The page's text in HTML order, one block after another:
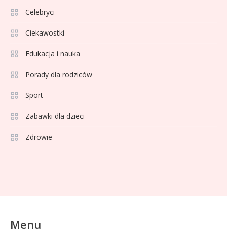
6
popularna influencerka?
1
dla dziecka z hamulcem?
Celebryci
Ciekawostki
Edukacja i nauka
Porady dla rodziców
Sport
Zabawki dla dzieci
Zdrowie
Menu